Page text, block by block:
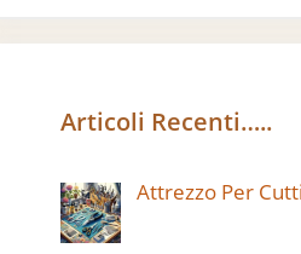
Articoli Recenti…..
Attrezzo Per